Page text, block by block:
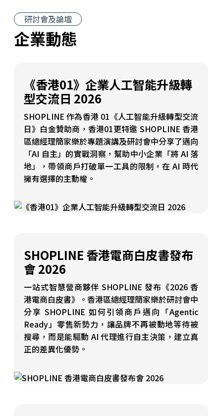
研討會及論壇
企業動態
《香港01》企業人工智能升級轉
型交流日 2026
SHOPLINE 作為香港 01《人工智能升級轉型交流
日》白金贊助商，香港01更特邀 SHOPLINE 香港
區總經理簡家樂於專題演講及研討會中分享了邁向
「AI 自主」的實戰洞察，幫助中小企業「將 AI 落
地」，帶領商戶打破單一工具的限制，在 AI 時代
擁有選擇的主動權。
SHOPLINE 香港電商白皮書發布
會 2026
一站式智慧營商夥伴 SHOPLINE 發布《2026 香
港電商白皮書》。香港區總經理簡家樂於研討會中
分享 SHOPLINE 如何引領商戶邁向「Agentic
Ready」零售新勢力，讓品牌不再被動地等待被
搜尋，而是能驅動 AI 代理進行自主決策，建立真
正的差異化優勢。